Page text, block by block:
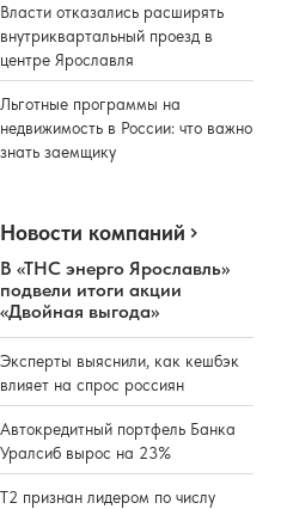
Власти отказались расширять
внутриквартальный проезд в
центре Ярославля
Льготные программы на
недвижимость в России: что важно
знать заемщику
Новости компаний
В «ТНС энерго Ярославль»
подвели итоги акции
«Двойная выгода»
Эксперты выяснили, как кешбэк
влияет на спрос россиян
Автокредитный портфель Банка
Уралсиб вырос на 23%
Т2 признан лидером по числу